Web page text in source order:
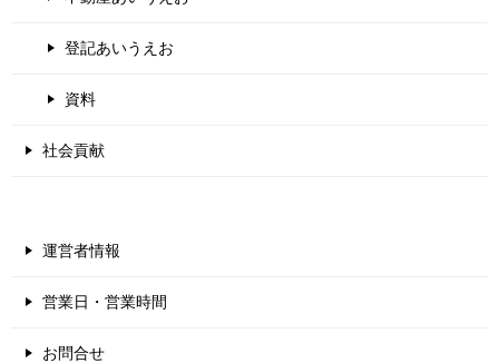
登記あいうえお
資料
社会貢献
運営者情報
営業日・営業時間
お問合せ